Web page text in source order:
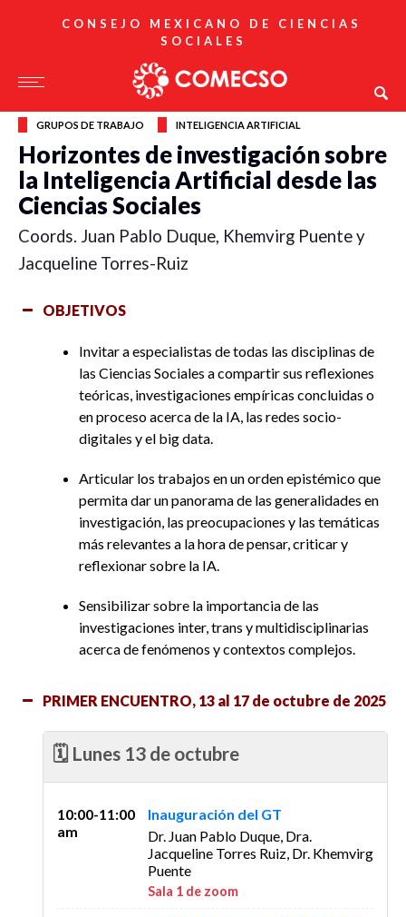
CONSEJO MEXICANO DE CIENCIAS
SOCIALES
GRUPOS DE TRABAJO INTELIGENCIA ARTIFICIAL
Horizontes de investigación sobre
la Inteligencia Artificial desde las
Ciencias Sociales
Coords. Juan Pablo Duque, Khemvirg Puente y
Jacqueline Torres-Ruiz
OBJETIVOS
Invitar a especialistas de todas las disciplinas de
las Ciencias Sociales a compartir sus reflexiones
teóricas, investigaciones empíricas concluidas o
en proceso acerca de la IA, las redes socio-
digitales y el big data.
Articular los trabajos en un orden epistémico que
permita dar un panorama de las generalidades en
investigación, las preocupaciones y las temáticas
más relevantes a la hora de pensar, criticar y
reflexionar sobre la IA.
Sensibilizar sobre la importancia de las
investigaciones inter, trans y multidisciplinarias
acerca de fenómenos y contextos complejos.
PRIMER ENCUENTRO, 13 al 17 de octubre de 2025
🗓️ Lunes 13 de octubre
10:00-11:00
am
Inauguración del GT
Dr. Juan Pablo Duque, Dra.
Jacqueline Torres Ruiz, Dr. Khemvirg
Puente
Sala 1 de zoom